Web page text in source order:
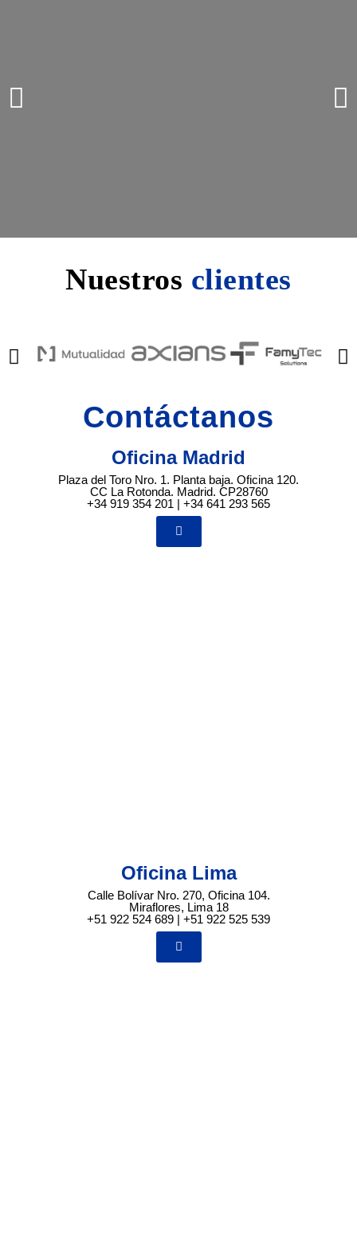
Nuestros clientes
Contáctanos
Oficina Madrid
Plaza del Toro Nro. 1. Planta baja. Oficina 120.
CC La Rotonda. Madrid. CP28760
+34 919 354 201 | +34 641 293 565
Oficina Lima
Calle Bolívar Nro. 270, Oficina 104.
Miraflores, Lima 18
+51 922 524 689 | +51 922 525 539